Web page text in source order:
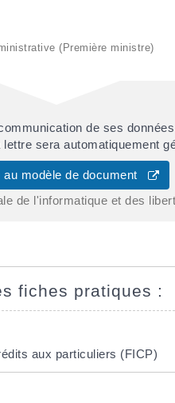
(Première ministre)
de ses
sera automatiquement
au modèle de document
de l'informatique et des
fiches pratiques :
aux particuliers (FICP)